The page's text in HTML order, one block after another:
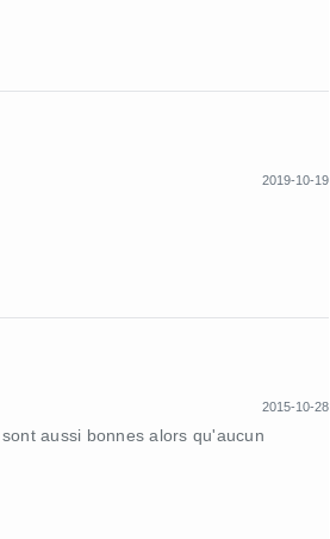
2019-10-19
2015-10-28
aussi bonnes alors qu'aucun